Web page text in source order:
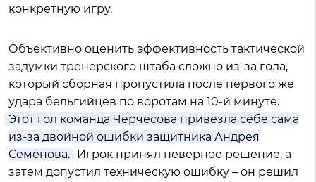
конкретную игру.
Объективно оценить эффективность тактической
задумки тренерского штаба сложно из-за гола,
который сборная пропустила после первого же
удара бельгийцев по воротам на 10-й минуте.
Этот гол команда Черчесова привезла себе сама
из-за двойной ошибки защитника Андрея
Семёнова. Игрок принял неверное решение, а
затем допустил техническую ошибку – он решил